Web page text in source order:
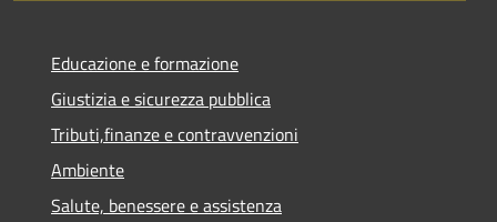
Educazione e formazione
Giustizia e sicurezza pubblica
Tributi,finanze e contravvenzioni
Ambiente
Salute, benessere e assistenza